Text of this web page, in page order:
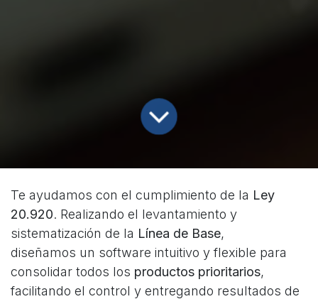
Te ayudamos con el cumplimiento de la Ley
20.920. Realizando el levantamiento y
sistematización de la Línea de Base,
diseñamos un software intuitivo y flexible para
consolidar todos los productos prioritarios,
facilitando el control y entregando resultados de